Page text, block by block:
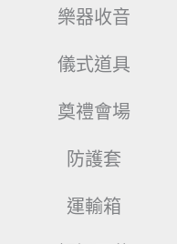
樂器收音
儀式道具
奠禮會場
防護套
運輸箱